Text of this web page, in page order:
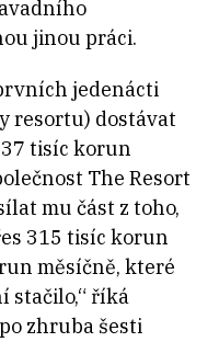
jinou práci.
jedenácti
resortu) dostávat
37 tisíc korun
The Resort
mu část z toho,
315 tisíc korun
měsíčně, které
stačilo,“ říká
zhruba šesti